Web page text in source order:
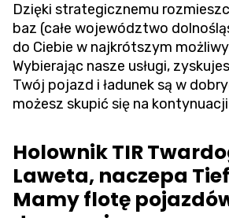
Dzięki strategicznemu
baz (całe województwo
do Ciebie w najkrótszym
Wybierając nasze usługi,
Twój pojazd i ładunek są w
możesz skupić się na
Holownik TIR
Laweta, naczepa
Mamy flotę